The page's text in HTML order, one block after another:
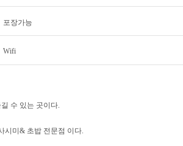
포장가능
Wifi
수 있는 곳이다.
시미& 초밥 전문점 이다.